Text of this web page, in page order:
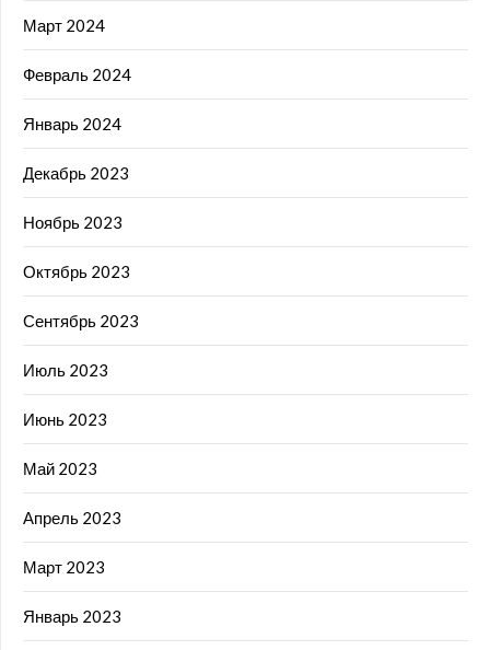
Март 2024
Февраль 2024
Январь 2024
Декабрь 2023
Ноябрь 2023
Октябрь 2023
Сентябрь 2023
Июль 2023
Июнь 2023
Май 2023
Апрель 2023
Март 2023
Январь 2023